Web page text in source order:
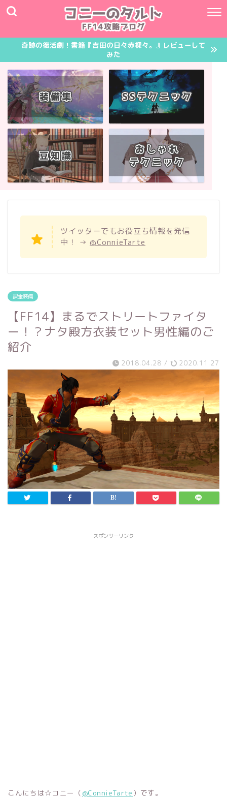
奇跡の復活劇！書籍『吉田の日々赤裸々。』レビューして
みた
ツイッターでもお役立ち情報を発信
中！ → @ConnieTarte
課金装備
【FF14】まるでストリートファイタ
ー！？ナタ殿方衣装セット男性編のご
紹介
2018.04.28 / 2020.11.27
スポンサーリンク
こんにちは☆コニー（ @ConnieTarte ）です。